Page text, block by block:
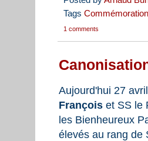
Tags
1 comments
Aujourd'hui 27
François et SS le
les Bienheureux
élevés au rang de